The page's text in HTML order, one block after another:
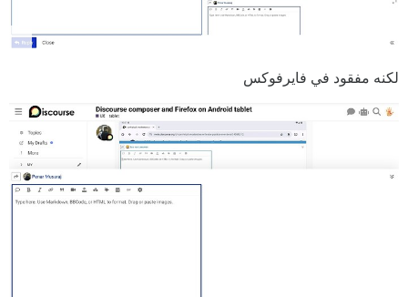
لكنه مفقود في فايرفوكس